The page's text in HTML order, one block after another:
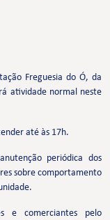
Freguesia do Ó, da
atividade normal neste
até às 17h.
periódica dos
sobre comportamento
e comerciantes pelo